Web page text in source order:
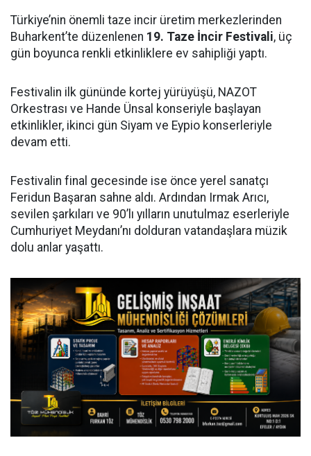
Türkiye’nin önemli taze incir üretim merkezlerinden
Buharkent’te düzenlenen 19. Taze İncir Festivali, üç
gün boyunca renkli etkinliklere ev sahipliği yaptı.
Festivalin ilk gününde kortej yürüyüşü, NAZOT
Orkestrası ve Hande Ünsal konseriyle başlayan
etkinlikler, ikinci gün Siyam ve Eypio konserleriyle
devam etti.
Festivalin final gecesinde ise önce yerel sanatçı
Feridun Başaran sahne aldı. Ardından Irmak Arıcı,
sevilen şarkıları ve 90’lı yılların unutulmaz eserleriyle
Cumhuriyet Meydanı’nı dolduran vatandaşlara müzik
dolu anlar yaşattı.